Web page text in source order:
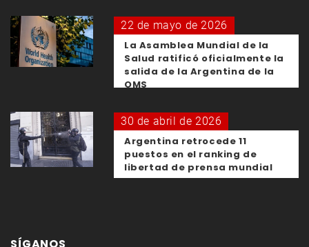
22 de mayo de 2026
La Asamblea Mundial de la
Salud ratificó oficialmente la
salida de la Argentina de la
OMS
30 de abril de 2026
Argentina retrocede 11
puestos en el ranking de
libertad de prensa mundial